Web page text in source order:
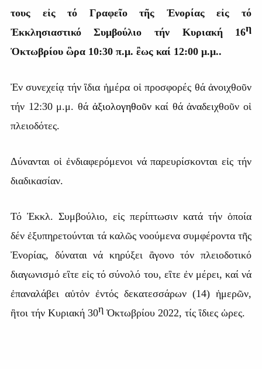
τους εἰς τό Γραφεῖο τῆς Ἐνορίας εἰς τό
Ἐκκλησιαστικό Συμβούλιο τήν Κυριακή 16η
Ὀκτωβρίου ὣρα 10:30 π.μ. ἒως καί 12:00 μ.μ..
Ἐν συνεχείᾳ τήν ἲδια ἡμέρα οἱ προσφορές θά ἀνοιχθοῦν
τήν 12:30 μ.μ. θά ἀξιολογηθοῦνκαί θά ἀναδειχθοῦν οἱ
πλειοδότες.
Δύνανται οἱ ἐνδιαφερόμενοι νά παρευρίσκονται εἰς τήν
διαδικασίαν.
Τό Ἐκκλ. Συμβούλιο, εἰς περίπτωσιν κατά τήν ὁποία
δέν ἐξυπηρετούνται τά καλῶς νοούμενα συμφέροντα τῆς
Ἐνορίας, δύναται νά κηρύξει ἂγονο τόν πλειοδοτικό
διαγωνισμό εἲτε εἰς τό σύνολό του, εἲτε ἐν μέρει, καί νά
ἐπαναλάβει αὐτὀν ἐντός δεκατεσσάρων (14) ἡμερῶν,
ἢτοι τήν Κυριακή 30ηὈκτωβρίου 2022, τίς ἲδιες ὡρες.